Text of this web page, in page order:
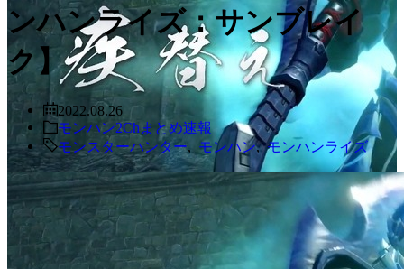
ンハンライズ：サンブレイ
ク】
2022.08.26
モンハン2Chまとめ速報
モンスターハンター
モンハン,モンハンライズ